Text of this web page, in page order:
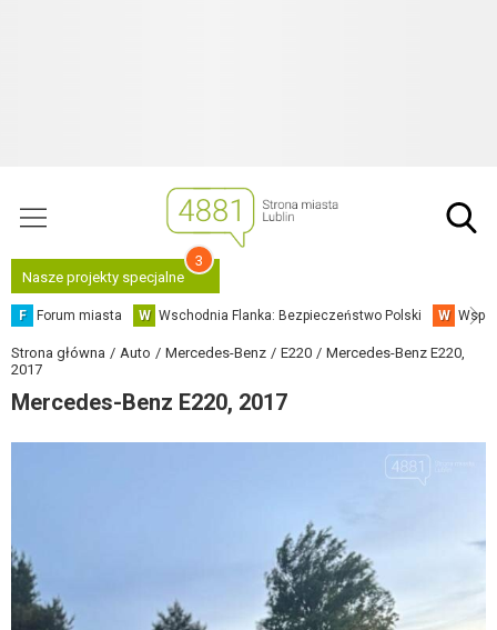
Nasze projekty specjalne
3
F Forum miasta W Wschodnia Flanka: Bezpieczeństwo Polski W
Strona główna Auto Mercedes-Benz E220
Mercedes-Benz E220,
2017
Mercedes-Benz E220, 2017